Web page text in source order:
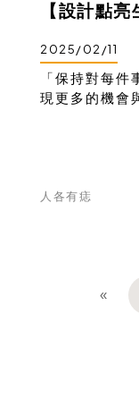
2025/02/11
「保持對每
現更多的機會
人各有痣
«